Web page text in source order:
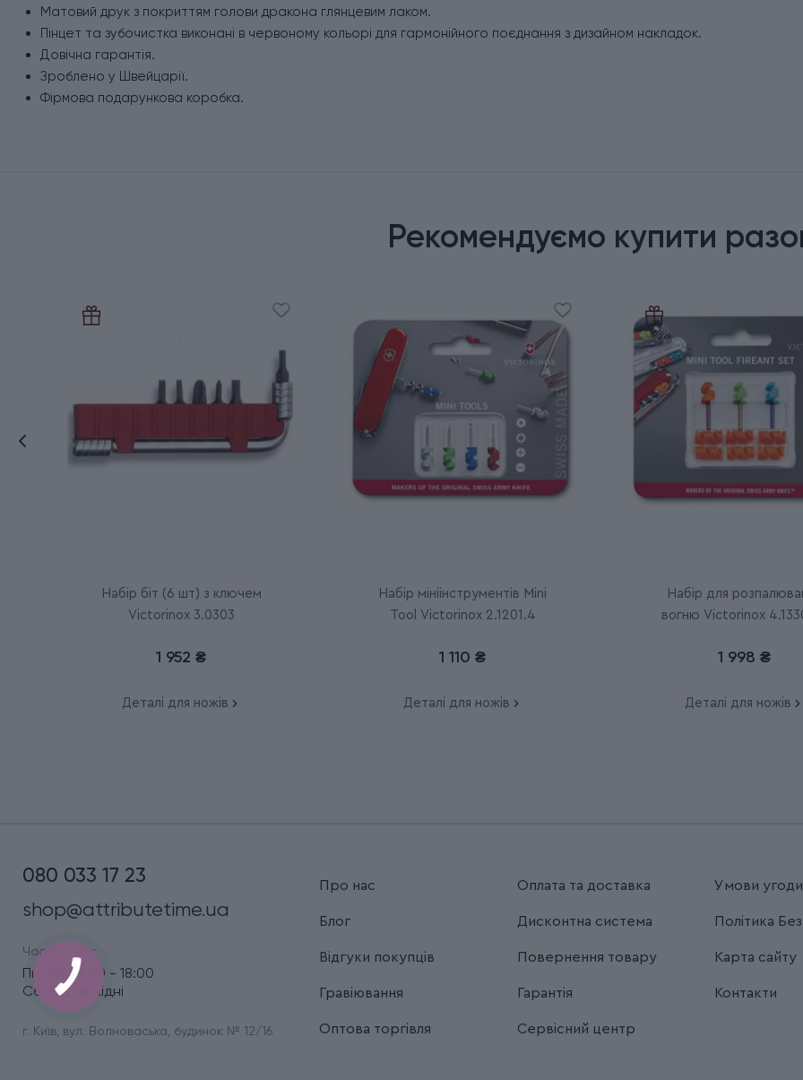
Матовий друк з покриттям голови дракона глянцевим лаком.
Пінцет та зубочистка виконані в червоному кольорі для гармонійного поєднання з дизайном накладок.
Довічна гарантія.
Зроблено у Швейцарії.
Фірмова подарункова коробка.
Рекомендуємо купити
Набір біт (6 шт) з ключем
Victorinox 3.0303
1 952 ₴
Деталі для ножів
Набір мініінструментів Mini
Tool Victorinox 2.1201.4
1 110 ₴
Деталі для ножів
Набір для
вогню Victorinox
1 998 ₴
Деталі для ножів
080 033 17 23
shop@attributetime.ua
Час роботи:
Пн.-Пт.: 9:00 - 18:00
Сб.-Нд.: вихідні
г. Київ, вул. Волноваська, будинок № 12/16
Про нас
Блог
Відгуки покупців
Гравіювання
Оптова торгівля
Оплата та доставка
Дисконтна система
Повернення товару
Гарантія
Сервісний центр
Умови угоди
Політика
Карта сайту
Контакти